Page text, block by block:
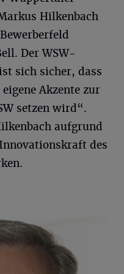
Hilkenbach
Der WSW-
sich sicher, dass
Akzente zur
setzen wird“.
aufgrund
des